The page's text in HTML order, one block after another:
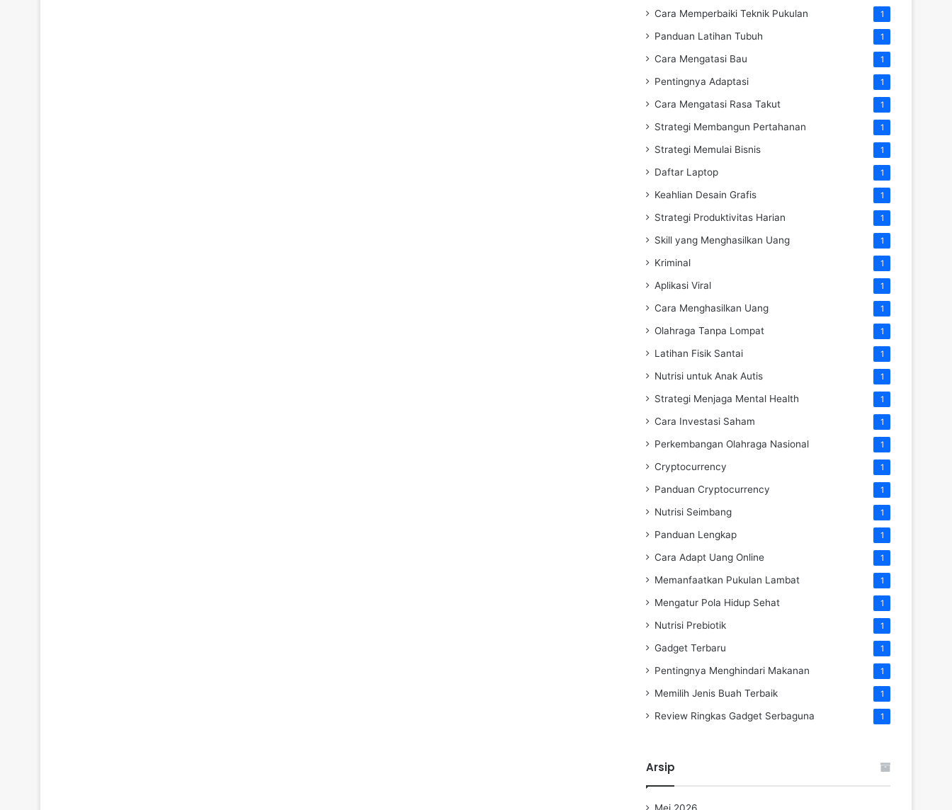
Cara Memperbaiki Teknik Pukulan 1
Panduan Latihan Tubuh 1
Cara Mengatasi Bau 1
Pentingnya Adaptasi 1
Cara Mengatasi Rasa Takut 1
Strategi Membangun Pertahanan 1
Strategi Memulai Bisnis 1
Daftar Laptop 1
Keahlian Desain Grafis 1
Strategi Produktivitas Harian 1
Skill yang Menghasilkan Uang 1
Kriminal 1
Aplikasi Viral 1
Cara Menghasilkan Uang 1
Olahraga Tanpa Lompat 1
Latihan Fisik Santai 1
Nutrisi untuk Anak Autis 1
Strategi Menjaga Mental Health 1
Cara Investasi Saham 1
Perkembangan Olahraga Nasional 1
Cryptocurrency 1
Panduan Cryptocurrency 1
Nutrisi Seimbang 1
Panduan Lengkap 1
Cara Adapt Uang Online 1
Memanfaatkan Pukulan Lambat 1
Mengatur Pola Hidup Sehat 1
Nutrisi Prebiotik 1
Gadget Terbaru 1
Pentingnya Menghindari Makanan 1
Memilih Jenis Buah Terbaik 1
Review Ringkas Gadget Serbaguna 1
Arsip